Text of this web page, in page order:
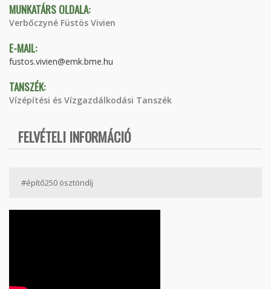
MUNKATÁRS OLDALA:
Verbőczyné Füstös Vivien
E-MAIL:
fustos.vivien@emk.bme.hu
TANSZÉK:
Vízépítési és Vízgazdálkodási Tanszék
FELVÉTELI INFORMÁCIÓ
#építő250 ösztöndíj